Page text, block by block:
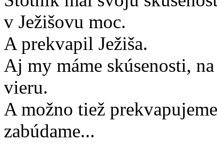
v Ježišovu moc.
A prekvapil Ježiša.
Aj my máme skúsenosti,
vieru.
A možno tiež
zabúdame...